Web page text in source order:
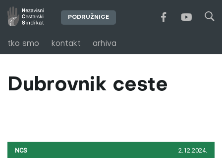
tko smo kontakt arhiva
PODRUŽNICE
Dubrovnik ceste
NCS 2.12.2024.